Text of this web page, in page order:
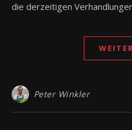
die derzeitigen
Peter Winkler